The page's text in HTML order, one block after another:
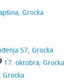
Grocka
57, Grocka
17. oktobra, Grocka
Grocka